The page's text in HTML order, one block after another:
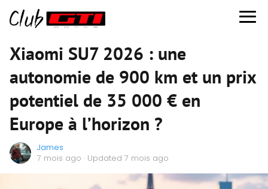
Xiaomi SU7 2026 : une
autonomie de 900 km et un prix
potentiel de 35 000 € en
Europe à l’horizon ?
James
7 mois ago · Updated 7 mois ago